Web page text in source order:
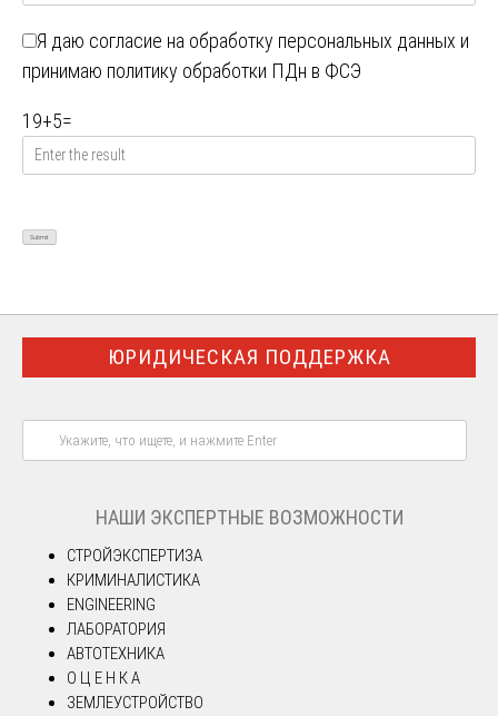
Я даю согласие на обработку персональных данных и
принимаю политику обработки ПДн в ФСЭ
19+5=
ЮРИДИЧЕСКАЯ ПОДДЕРЖКА
НАШИ ЭКСПЕРТНЫЕ ВОЗМОЖНОСТИ
СТРОЙЭКСПЕРТИЗА
КРИМИНАЛИСТИКА
ENGINEERING
ЛАБОРАТОРИЯ
АВТОТЕХНИКА
О Ц Е Н К А
ЗЕМЛЕУСТРОЙСТВО